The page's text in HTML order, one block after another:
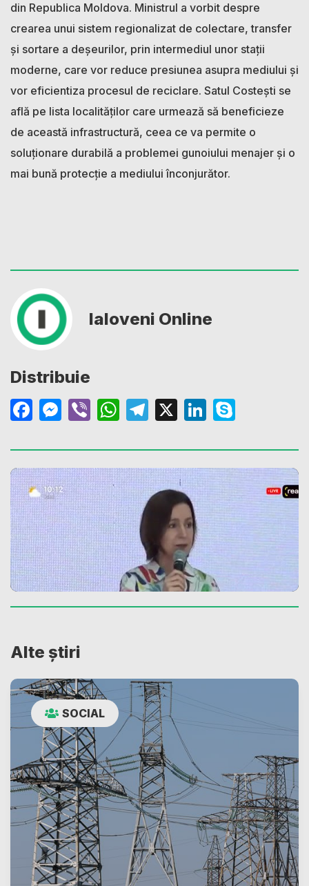
din Republica Moldova. Ministrul a vorbit despre
crearea unui sistem regionalizat de colectare, transfer
și sortare a deșeurilor, prin intermediul unor stații
moderne, care vor reduce presiunea asupra mediului și
vor eficientiza procesul de reciclare. Satul Costești se
află pe lista localităților care urmează să beneficieze
de această infrastructură, ceea ce va permite o
soluționare durabilă a problemei gunoiului menajer și o
mai bună protecție a mediului înconjurător.
Ialoveni Online
Distribuie
Facebook
Messenger
ViberWhatsApp
Telegram
X LinkedIn
Alte știri
SOCIAL